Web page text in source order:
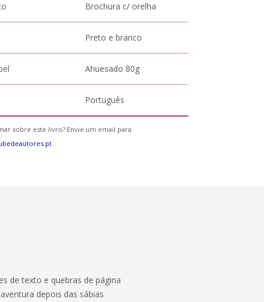
Brochura c/ orelha
Preto e branco
Ahuesado 80g
Português
sobre este livro? Envie um email para
de texto e quebras de página
depois das sábias